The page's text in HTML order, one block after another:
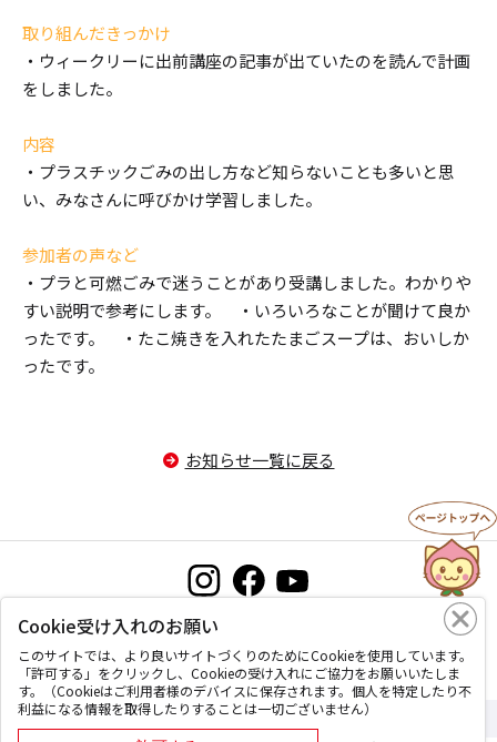
取り組んだきっかけ
・ウィークリーに出前講座の記事が出ていたのを読んで計画
をしました。
内容
・プラスチックごみの出し方など知らないことも多いと思
い、みなさんに呼びかけ学習しました。
参加者の声など
・プラと可燃ごみで迷うことがあり受講しました。わかりや
すい説明で参考にします。 ・いろいろなことが聞けて良か
ったです。 ・たこ焼きを入れたたまごスープは、おいしか
ったです。
お知らせ一覧に戻る
お問い合わせ プライバシーポリシー
Copyright © Okayama coop, All Rights Reserved.
Cookie受け入れのお願い
このサイトでは、より良いサイトづくりのためにCookieを使用しています。
「許可する」をクリックし、Cookieの受け入れにご協力をお願いいたしま
す。（Cookieはご利用者様のデバイスに保存されます。個人を特定したり不
利益になる情報を取得したりすることは一切ございません）